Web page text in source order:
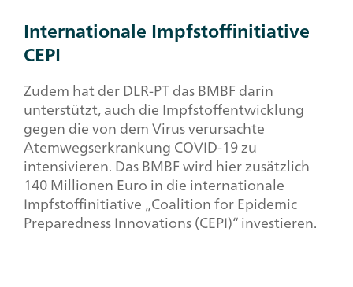
Internationale Impfstoffinitiative
CEPI
Zudem hat der DLR-PT das BMBF darin
unterstützt, auch die Impfstoffentwicklung
gegen die von dem Virus verursachte
Atemwegserkrankung COVID-19 zu
intensivieren. Das BMBF wird hier zusätzlich
140 Millionen Euro in die internationale
Impfstoffinitiative „Coalition for Epidemic
Preparedness Innovations (CEPI)“ investieren.